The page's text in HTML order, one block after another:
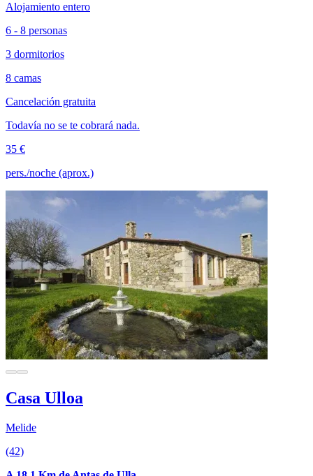
Alojamiento entero
6 - 8 personas
3 dormitorios
8 camas
Cancelación gratuita
Todavía no se te cobrará nada.
35 €
pers./noche (aprox.)
Casa Ulloa
Melide
(42)